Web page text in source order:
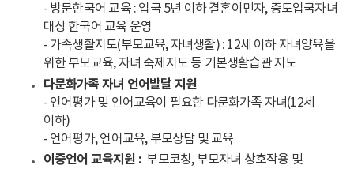
- 방문한국어 교육 : 입국 5년 이하 결혼이민자, 중도입국자녀
대상 한국어 교육 운영
- 가족생활지도(부모교육, 자녀생활) : 12세 이하 자녀양육을
위한 부모교육, 자녀 숙제지도 등 기본생활습관 지도
다문화가족 자녀 언어발달 지원
- 언어평가 및 언어교육이 필요한 다문화가족 자녀(12세
이하)
- 언어평가, 언어교육, 부모상담 및 교육
이중언어 교육지원 : 부모코칭, 부모자녀 상호작용 및